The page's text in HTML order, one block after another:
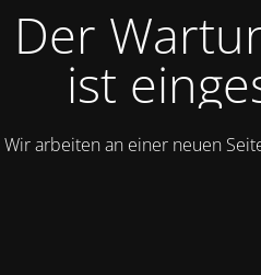
Der
ist
Wir arbeiten an einer neuen